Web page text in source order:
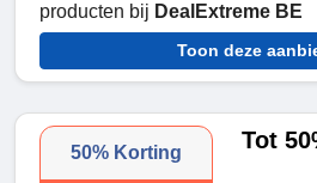
producten bij DealExtreme BE
Toon deze
50% Korting Tot